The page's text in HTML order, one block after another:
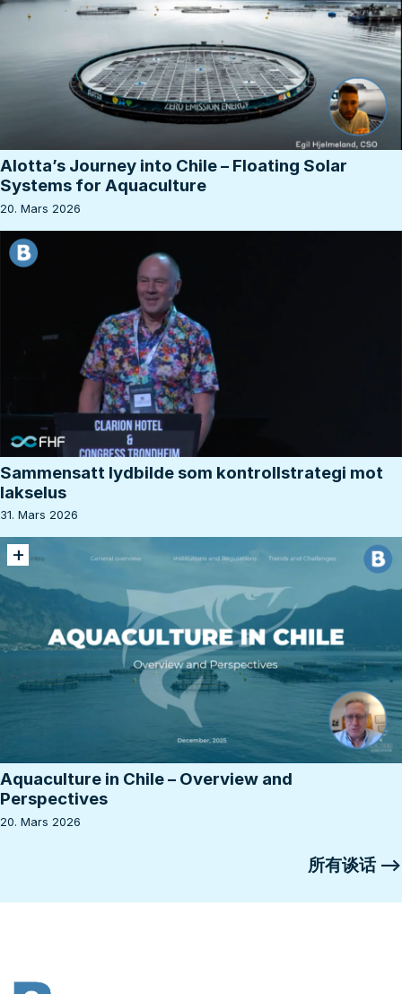
Alotta’s Journey into Chile – Floating Solar
Systems for Aquaculture
20. Mars 2026
Sammensatt lydbilde som kontrollstrategi mot
lakselus
31. Mars 2026
+
Aquaculture in Chile – Overview and
Perspectives
20. Mars 2026
所有谈话 ⟶